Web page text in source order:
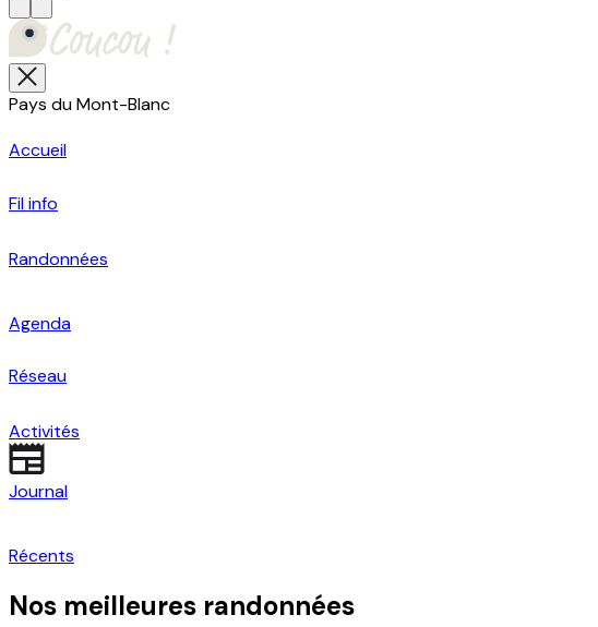
Pays du Mont-Blanc
Accueil
Fil info
Randonnées
Agenda
Réseau
Activités
Journal
Récents
Nos meilleures randonnées